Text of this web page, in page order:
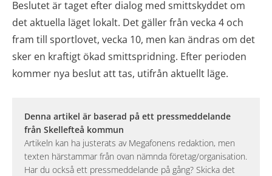
Beslutet är taget efter dialog med smittskyddet om
det aktuella läget lokalt. Det gäller från vecka 4 och
fram till sportlovet, vecka 10, men kan ändras om det
sker en kraftigt ökad smittspridning. Efter perioden
kommer nya beslut att tas, utifrån aktuellt läge.
Denna artikel är baserad på ett pressmeddelande
från Skellefteå kommun
Artikeln kan ha justerats av Megafonens redaktion, men
texten härstammar från ovan nämnda företag/organisation.
Har du också ett pressmeddelande på gång? Skicka det